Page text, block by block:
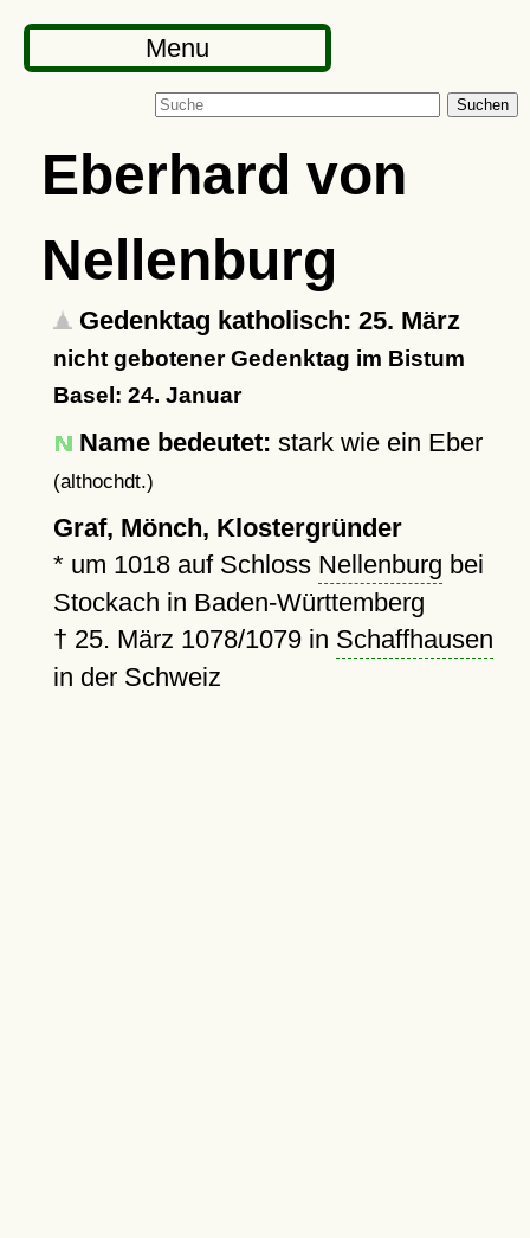
Menu
Suchen
Eberhard von
Nellenburg
Gedenktag katholisch: 25. März
nicht gebotener Gedenktag im Bistum
Basel: 24. Januar
Name bedeutet: stark wie ein Eber
(althochdt.)
Graf, Mönch, Klostergründer
* um 1018auf Schloss Nellenburg bei
Stockach in Baden-Württemberg
† 25. März 1078/1079in Schaffhausen
in der Schweiz